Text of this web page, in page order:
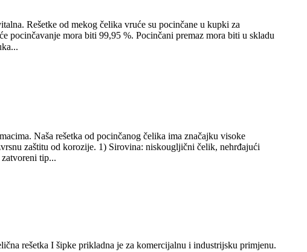
Rešetke od mekog čelika vruće su pocinčane u kupki za
pocinčavanje mora biti 99,95 %. Pocinčani premaz mora biti u skladu
Naša rešetka od pocinčanog čelika ima značajku visoke
zaštitu od korozije. 1) Sirovina: niskougljični čelik, nehrđajući
tip...
rešetka I šipke prikladna je za komercijalnu i industrijsku primjenu.